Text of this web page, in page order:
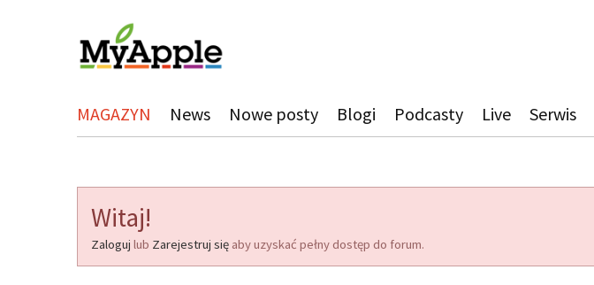
MAGAZYN News Nowe posty Blogi Podcasty Live Serwis
Witaj!
Zaloguj lub Zarejestruj się aby uzyskać pełny dostęp do forum.